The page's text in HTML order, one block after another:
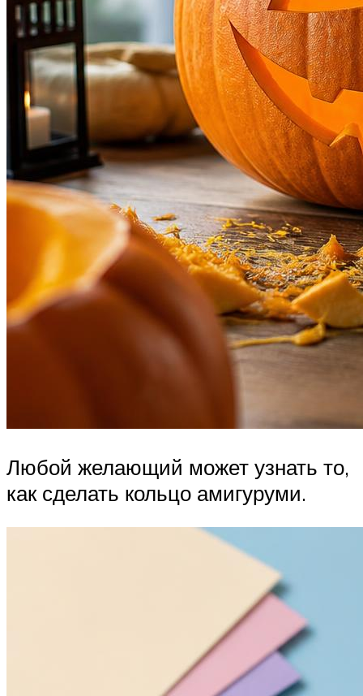
Любой желающий может узнать то,
как сделать кольцо амигуруми.